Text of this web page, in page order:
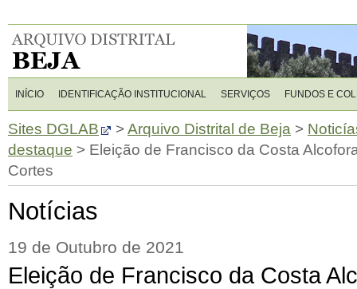
INÍCIO IDENTIFICAÇÃO INSTITUCIONAL SERVIÇOS FUNDOS E
Sites DGLAB >Arquivo Distrital de Beja >
destaque > Eleição de Francisco da Costa
Cortes
Notícias
19 de Outubro de 2021
Eleição de Francisco da Costa